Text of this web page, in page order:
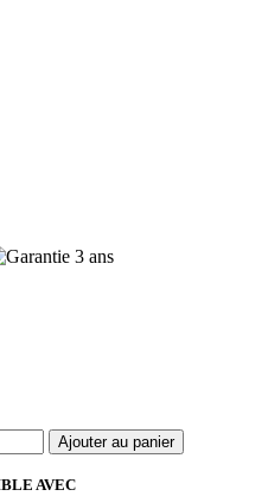
Ajouter au panier
AVEC